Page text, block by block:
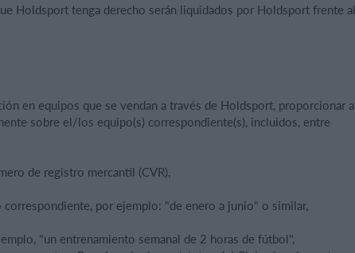
Holdsport tenga derecho serán liquidados por Holdsport frente al
en equipos que se vendan a través de Holdsport, proporcionar a
sobre el/los equipo(s) correspondiente(s), incluidos, entre
de registro mercantil (CVR),
por ejemplo: "de enero a junio" o similar,
"un entrenamiento semanal de 2 horas de fútbol",